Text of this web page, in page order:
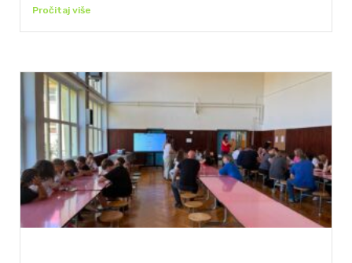
Pročitaj više